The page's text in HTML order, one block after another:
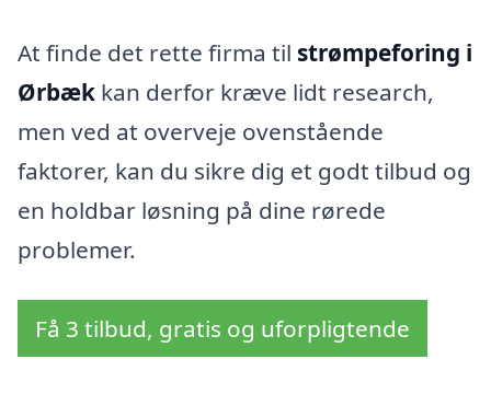
At finde det rette firma til strømpeforing i
Ørbæk kan derfor kræve lidt research,
men ved at overveje ovenstående
faktorer, kan du sikre dig et godt tilbud og
en holdbar løsning på dine rørede
problemer.
Få 3 tilbud, gratis og uforpligtende